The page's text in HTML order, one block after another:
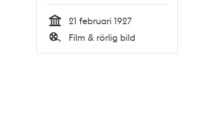
Tid
21 februari 1927
Film & rörlig bild